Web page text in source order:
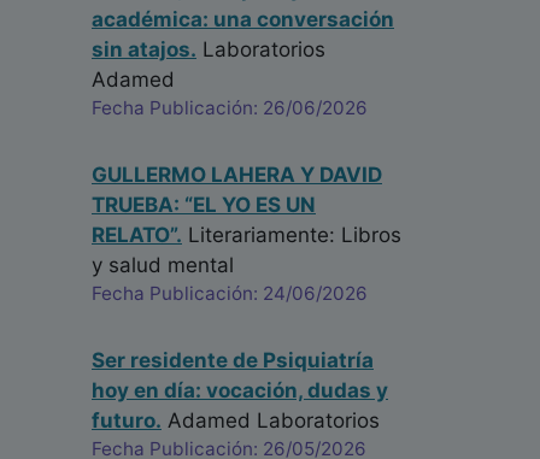
académica: una conversación
sin atajos. Laboratorios
Adamed
Fecha Publicación: 26/06/2026
GULLERMO LAHERA Y DAVID
TRUEBA: “EL YO ES UN
RELATO”. Literariamente: Libros
y salud mental
Fecha Publicación: 24/06/2026
Ser residente de Psiquiatría
hoy en día: vocación, dudas y
futuro. Adamed Laboratorios
Fecha Publicación: 26/05/2026